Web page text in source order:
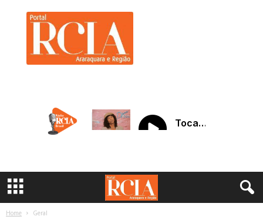
a
Home Geral